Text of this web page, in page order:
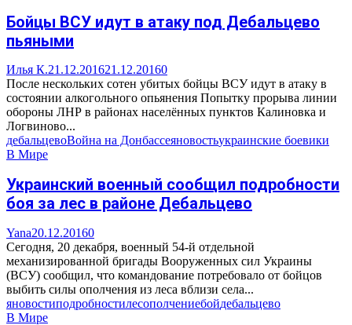
Бойцы ВСУ идут в атаку под Дебальцево
пьяными
Илья К.21.12.201621.12.20160
После нескольких сотен убитых бойцы ВСУ идут в атаку в
состоянии алкогольного опьянения Попытку прорыва линии
обороны ЛНР в районах населённых пунктов Калиновка и
Логвиново...
дебальцевоВойна на Донбассеяновостьукраинские боевики
В Мире
Украинский военный сообщил подробности
боя за лес в районе Дебальцево
Yana20.12.20160
Сегодня, 20 декабря, военный 54-й отдельной
механизированной бригады Вооруженных сил Украины
(ВСУ) сообщил, что командование потребовало от бойцов
выбить силы ополчения из леса вблизи села...
яновостиподробностилесополчениебойдебальцево
В Мире